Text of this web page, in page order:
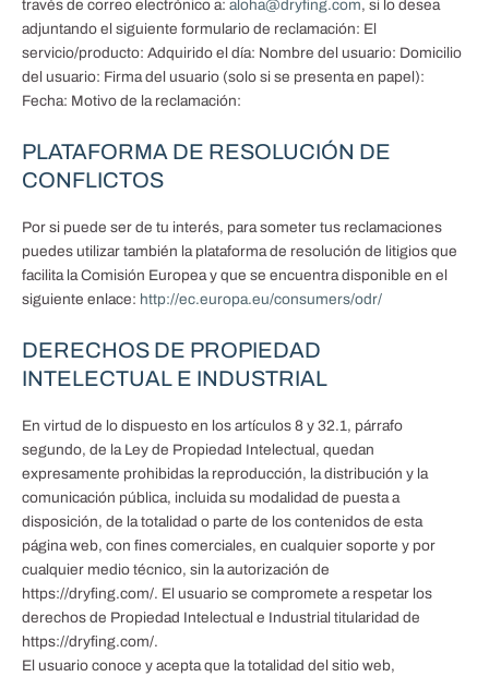
través de correo electrónico a: aloha@dryfing.com, si lo desea
adjuntando el siguiente formulario de reclamación: El
servicio/producto: Adquirido el día: Nombre del usuario: Domicilio
del usuario: Firma del usuario (solo si se presenta en papel):
Fecha: Motivo de la reclamación:
PLATAFORMA DE RESOLUCIÓN DE
CONFLICTOS
Por si puede ser de tu interés, para someter tus reclamaciones
puedes utilizar también la plataforma de resolución de litigios que
facilita la Comisión Europea y que se encuentra disponible en el
siguiente enlace: http://ec.europa.eu/consumers/odr/
DERECHOS DE PROPIEDAD
INTELECTUAL E INDUSTRIAL
En virtud de lo dispuesto en los artículos 8 y 32.1, párrafo
segundo, de la Ley de Propiedad Intelectual, quedan
expresamente prohibidas la reproducción, la distribución y la
comunicación pública, incluida su modalidad de puesta a
disposición, de la totalidad o parte de los contenidos de esta
página web, con fines comerciales, en cualquier soporte y por
cualquier medio técnico, sin la autorización de
https://dryfing.com/. El usuario se compromete a respetar los
derechos de Propiedad Intelectual e Industrial titularidad de
https://dryfing.com/.
El usuario conoce y acepta que la totalidad del sitio web,